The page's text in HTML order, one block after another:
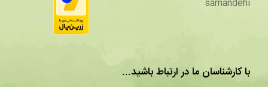
با کارشناسان ما در ارتباط باشید...